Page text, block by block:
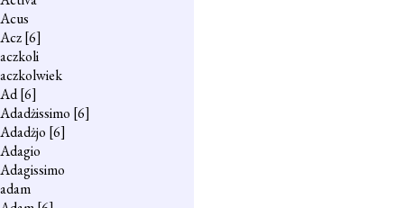
Acus
Acz[6]
aczkoli
aczkolwiek
Ad[6]
Adadżissimo [6]
Adadżjo [6]
Adagio
Adagissimo
adam